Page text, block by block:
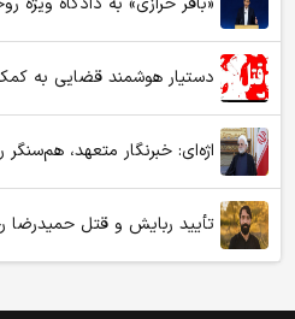
دستیار هوشمند قضایی به
اژه‌ای: خبرنگار متعهد،
تأیید ربایش و قتل حمیدرضا